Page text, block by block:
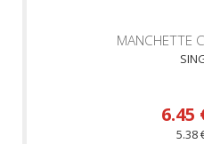
MANCHETTE
6.45
5.38